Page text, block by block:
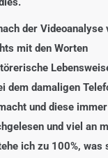
der Videoanalyse
mit den Worten
dem damaligen
und diese
und viel an
ich zu 100%, was